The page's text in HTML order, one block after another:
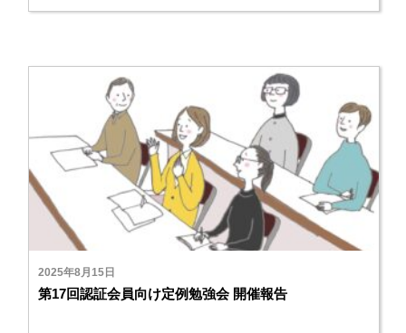
2025年8月15日
第17回認証会員向け定例勉強会 開催報告